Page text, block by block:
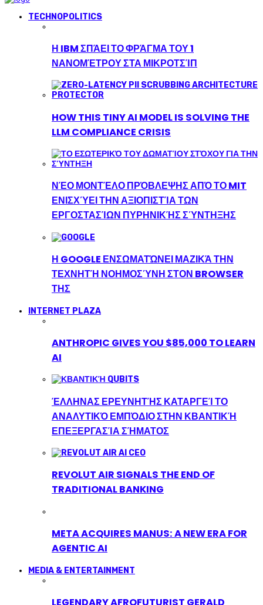
TECHNOPOLITICS
Η IBM ΣΠΆΕΙ ΤΟ ΦΡΆΓΜΑ ΤΟΥ 1
ΝΑΝΟΜΈΤΡΟΥ ΣΤΑ ΜΙΚΡΟΤΣΊΠ
HOW THIS TINY AI MODEL IS SOLVING THE
LLM COMPLIANCE CRISIS
ΝΈΟ ΜΟΝΤΈΛΟ ΠΡΌΒΛΕΨΗΣ ΑΠΌ ΤΟ MIT
ΕΝΙΣΧΎΕΙ ΤΗΝ ΑΞΙΟΠΙΣΤΊΑ ΤΩΝ
ΕΡΓΟΣΤΑΣΊΩΝ ΠΥΡΗΝΙΚΉΣ ΣΎΝΤΗΞΗΣ
Η GOOGLE ΕΝΣΩΜΑΤΏΝΕΙ ΜΑΖΙΚΆ ΤΗΝ
ΤΕΧΝΗΤΉ ΝΟΗΜΟΣΎΝΗ ΣΤΟΝ BROWSER
ΤΗΣ
INTERNET PLAZA
ANTHROPIC GIVES YOU $85,000 TO LEARN
AI
ΈΛΛΗΝΑΣ ΕΡΕΥΝΗΤΉΣ ΚΑΤΑΡΓΕΊ ΤΟ
ΑΝΑΛΥΤΙΚΌ ΕΜΠΌΔΙΟ ΣΤΗΝ ΚΒΑΝΤΙΚΉ
ΕΠΕΞΕΡΓΑΣΊΑ ΣΉΜΑΤΟΣ
REVOLUT AIR SIGNALS THE END OF
TRADITIONAL BANKING
META ACQUIRES MANUS: A NEW ERA FOR
AGENTIC AI
MEDIA & ENTERTAINMENT